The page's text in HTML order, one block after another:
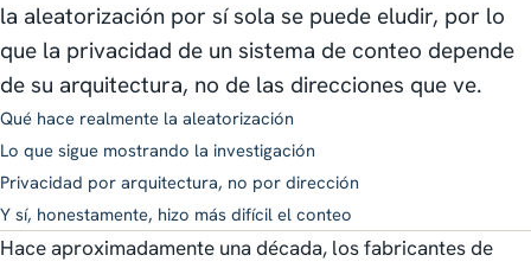
la aleatorización por sí sola se puede eludir, por lo
que la privacidad de un sistema de conteo depende
de su arquitectura, no de las direcciones que ve.
Qué hace realmente la aleatorización
Lo que sigue mostrando la investigación
Privacidad por arquitectura, no por dirección
Y sí, honestamente, hizo más difícil el conteo
Hace aproximadamente una década, los fabricantes de